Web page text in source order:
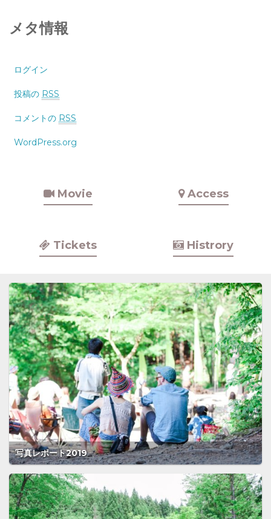
メタ情報
ログイン
投稿の RSS
コメントの RSS
WordPress.org
Movie Access
Tickets Histrory
写真レポート2019